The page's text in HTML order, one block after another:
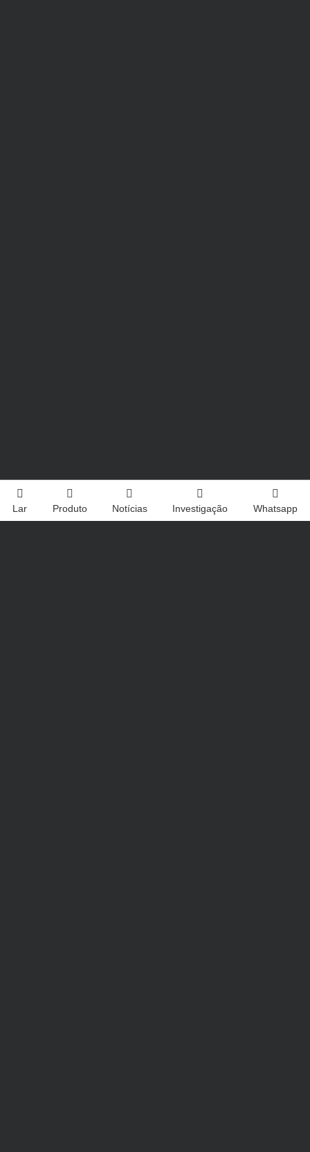
Lar Produto Notícias Investigação Whatsapp